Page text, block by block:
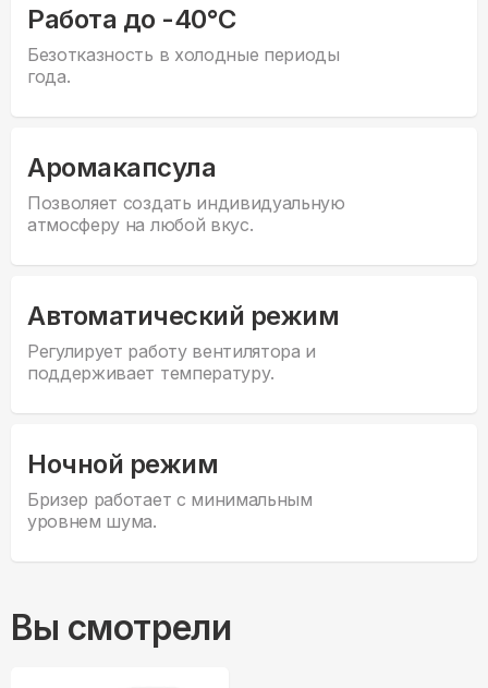
Работа до -40°С
Безотказность в холодные периоды
года.
Аромакапсула
Позволяет создать индивидуальную
атмосферу на любой вкус.
Автоматический режим
Регулирует работу вентилятора и
поддерживает температуру.
Ночной режим
Бризер работает с минимальным
уровнем шума.
Вы смотрели